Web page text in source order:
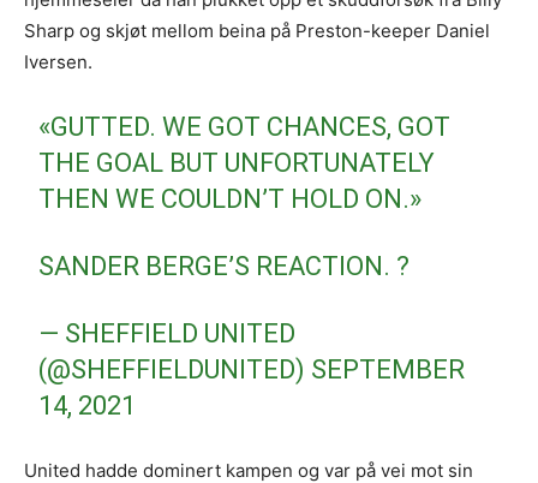
Sharp og skjøt mellom beina på Preston-keeper Daniel
Iversen.
«GUTTED. WE GOT CHANCES, GOT
THE GOAL BUT UNFORTUNATELY
THEN WE COULDN’T HOLD ON.»
SANDER BERGE’S REACTION. ?
— SHEFFIELD UNITED
(@SHEFFIELDUNITED) SEPTEMBER
14, 2021
United hadde dominert kampen og var på vei mot sin